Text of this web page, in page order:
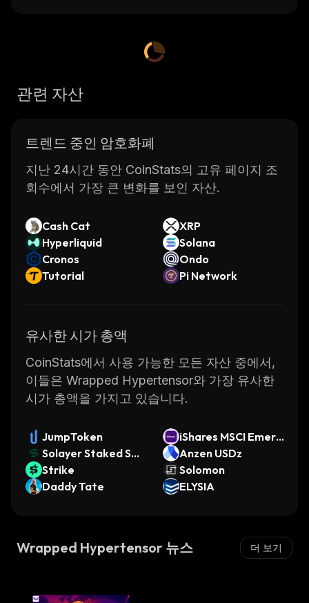
관련 자산
트렌드 중인 암호화폐
지난 24시간 동안 CoinStats의 고유 페이지 조
회수에서 가장 큰 변화를 보인 자산.
Cash Cat
XRP
Hyperliquid
Solana
Cronos
Ondo
Tutorial
Pi Network
유사한 시가 총액
CoinStats에서 사용 가능한 모든 자산 중에서,
이들은 Wrapped Hypertensor와 가장 유사한
시가 총액을 가지고 있습니다.
JumpToken
iShares MSCI Emerg
ing Markets ETF (O
ndo Tokenized ETF)
Solayer Staked SO
L
Anzen USDz
Strike
Solomon
Daddy Tate
ELYSIA
Wrapped Hypertensor 뉴스 더 보기